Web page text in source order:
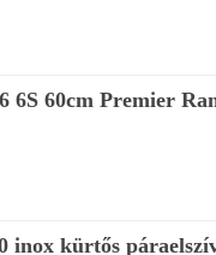
6S 60cm Premier
inox kürtős